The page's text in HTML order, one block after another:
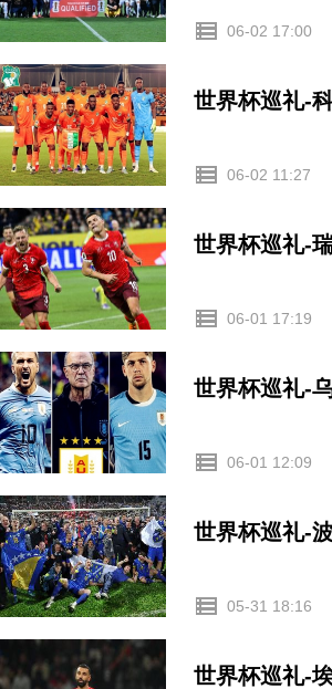
06-02 17:00
世界杯巡礼-
06-02 11:27
世界杯巡礼-
06-01 17:19
世界杯巡礼-
06-01 12:09
世界杯巡礼-
05-31 18:16
世界杯巡礼-